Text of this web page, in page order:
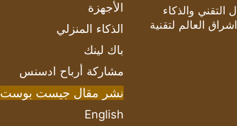
والذكاء
العالم لتقنية
الأجهزة
الذكاء المنزلي
باك لينك
مشاركة أرباح ادسنس
نشر مقال جيست بوست
English